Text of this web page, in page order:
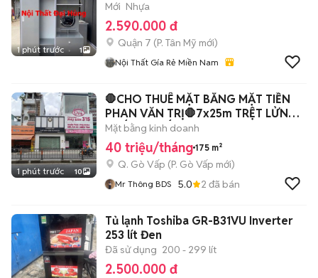
1 phút trước 1
Mới Nhựa
2.590.000 đ
Quận 7 (P. Tân Mỹ mới)
Nội Thất Gía Rẻ Miền Nam
1 phút trước 10
🛑CHO THUÊ MẶT BẰNG MẶT TIỀN
PHAN VĂN TRỊ🛑7x25m TRỆT LỬNG -
TRỐNG SUỐT
Mặt bằng kinh doanh
40 triệu/tháng 175 m²
Q. Gò Vấp (P. Gò Vấp mới)
Mr Thông BDS 5.0 2 đã bán
Tủ lạnh Toshiba GR-B31VU Inverter
253 lít Đen
Đã sử dụng 200 - 299 lít
2.500.000 đ